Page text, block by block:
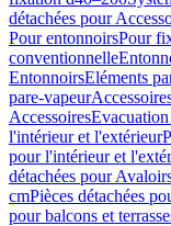
détachées pour
Pour entonnoirsPour
conventionnelle
EntonnoirsEléments
pare-vapeur
AccessoiresEvacuation
l'intérieur et l'extérieur
pour l'intérieur et
détachées pour
cmPièces détachées
pour balcons et